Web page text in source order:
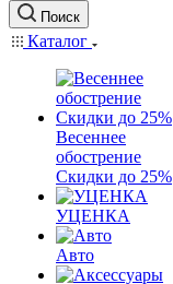
Поиск
Каталог
Весеннее
обострение
Скидки до 25%
УЦЕНКА
Авто